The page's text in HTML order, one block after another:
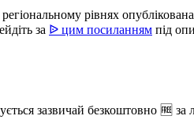
рівнях
за ᐉ цим посиланням під
зазвичай безкоштовно 🆓 за